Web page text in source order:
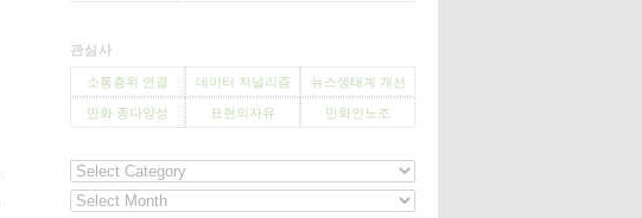
관심사
소통층위 연결 데이터 저널리즘 뉴스생태계 개선
만화 종다양성 표현의자유 만화인노조